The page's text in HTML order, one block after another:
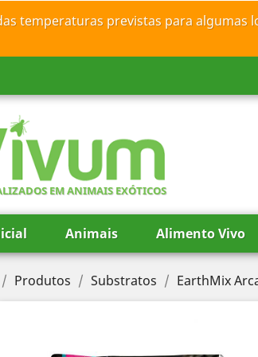
temperaturas previstas para
EM ANIMAIS EXÓTICOS
Animais Alimento Vivo
Produtos Substratos EarthMix